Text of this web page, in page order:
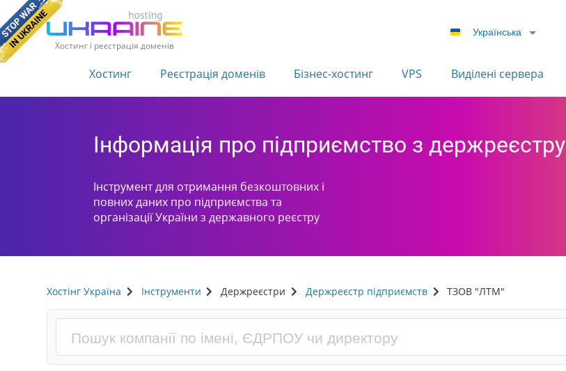
Хостинг і реєстрація доменів
Українська
Хостинг Реєстрація доменів Бізнес-хостинг VPS Виділені сервера
Інформація про підприємство з держреєстру
Інструмент для отримання безкоштовних і
повних даних про підприємства та
організації України з державного реєстру
Хостінг Україна Інструменти Держреєстри Держреєстр підприємств ТЗОВ "ЛТМ"